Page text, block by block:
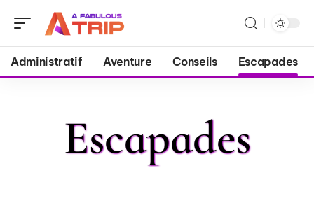
Administratif Aventure Conseils Escapades
Escapades